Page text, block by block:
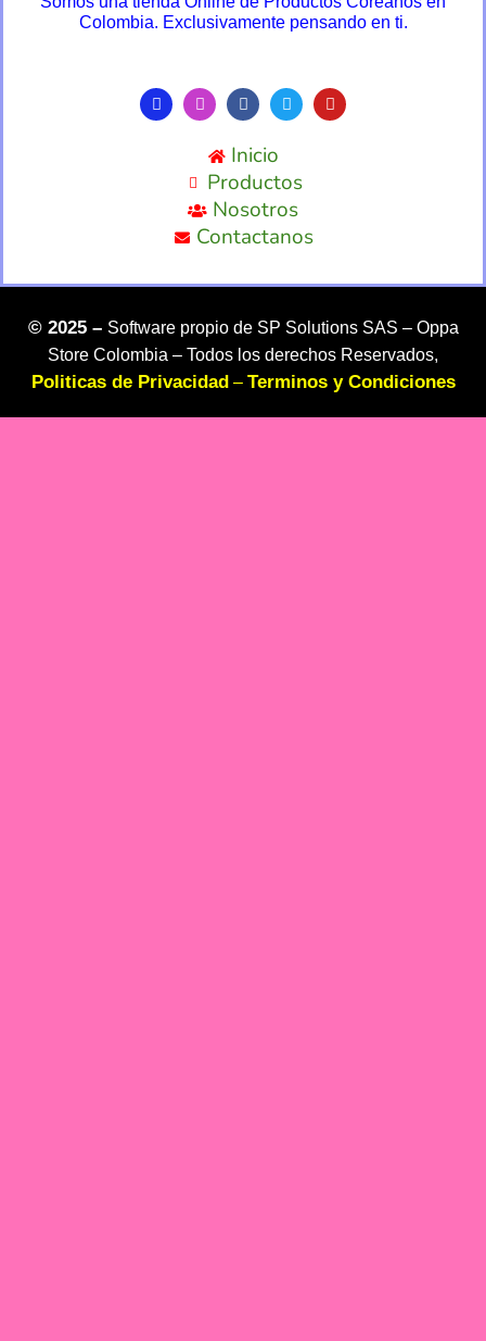
Colombia. Exclusivamente pensando en ti.
Inicio
Productos
Nosotros
Contactanos
©2025 – Software propio de SP Solutions SAS – Oppa
Store Colombia – Todos los derechos Reservados,
Politicas de Privacidad – Terminos y Condiciones